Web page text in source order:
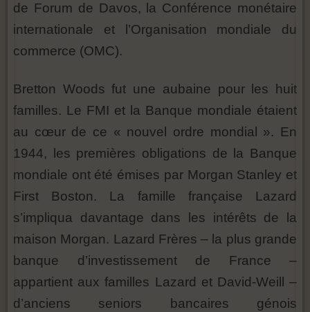
de Forum de Davos, la Conférence monétaire
internationale et l’Organisation mondiale du
commerce (OMC).
Bretton Woods fut une aubaine pour les huit
familles. Le FMI et la Banque mondiale étaient
au cœur de ce « nouvel ordre mondial ». En
1944, les premières obligations de la Banque
mondiale ont été émises par Morgan Stanley et
First Boston. La famille française Lazard
s’impliqua davantage dans les intérêts de la
maison Morgan. Lazard Frères – la plus grande
banque d’investissement de France –
appartient aux familles Lazard et David-Weill –
d’anciens seniors bancaires génois